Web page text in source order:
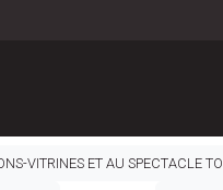
VITRINES ET AU SPECTACLE